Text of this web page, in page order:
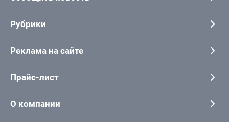
Рубрики
Реклама на сайте
Прайс-лист
О компании